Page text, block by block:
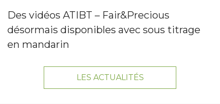
Des vidéos ATIBT – Fair&Precious
désormais disponibles avec sous titrage
en mandarin
LES ACTUALITÉS